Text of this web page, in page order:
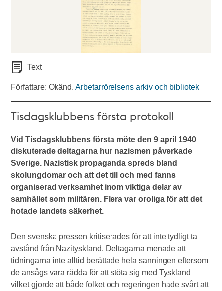
Text
Författare: Okänd.Arbetarrörelsens arkiv och bibliotek
Tisdagsklubbens första protokoll
Vid Tisdagsklubbens första möte den 9 april 1940
diskuterade deltagarna hur nazismen påverkade
Sverige. Nazistisk propaganda spreds bland
skolungdomar och att det till och med fanns
organiserad verksamhet inom viktiga delar av
samhället som militären. Flera var oroliga för att det
hotade landets säkerhet.
Den svenska pressen kritiserades för att inte tydligt ta
avstånd från Nazityskland. Deltagarna menade att
tidningarna inte alltid berättade hela sanningen eftersom
de ansågs vara rädda för att stöta sig med Tyskland
vilket gjorde att både folket och regeringen hade svårt att